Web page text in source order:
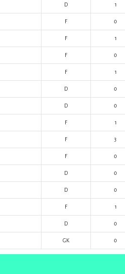
D 1
F 0
F 1
F 0
F 1
D 0
D 0
F 1
F 3
F 0
D 0
D 0
F 1
D 0
GK 0